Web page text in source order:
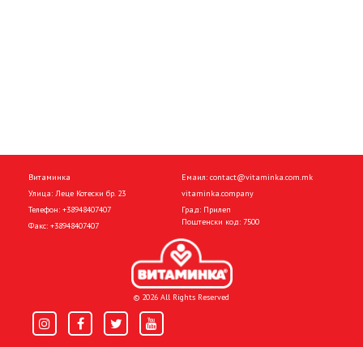
Витаминка
Улица: Леце Котески бр. 23
Телефон: +38948407407
Факс: +38948407407
Емаил: contact@vitaminka.com.mk
vitaminka.company
Град: Прилеп
Поштенски код: 7500
© 2026 All Rights Reserved